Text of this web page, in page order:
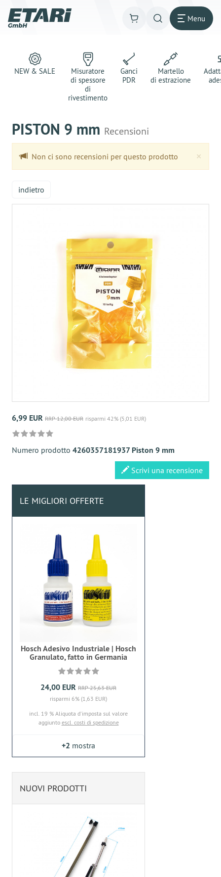
Menu
NEW & SALE
Misuratore
di spessore
di
rivestimento
Ganci
PDR
Martello
di estrazione
PISTON 9 mm Recensioni
×
Non ci sono recensioni per questo prodotto
indietro
6,99 EUR RRP 12,00 EUR risparmi 42% (5,01 EUR)
Numero prodotto 4260357181937 Piston 9 mm
Scrivi una recensione
LE MIGLIORI OFFERTE
Hosch Adesivo Industriale | Hosch
Granulato, fatto in Germania
24,00 EUR RRP 25,63 EUR
risparmi 6% (1,63 EUR)
incl. 19 % Aliquota d'imposta sul valore
aggiunto escl. costi di spedizione
+2 mostra
NUOVI PRODOTTI